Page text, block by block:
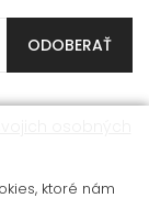
ODOBERAŤ
ktoré nám